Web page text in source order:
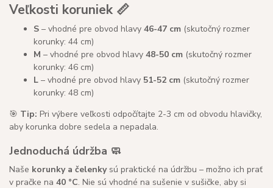
Veľkosti koruniek 📏
S – vhodné pre obvod hlavy 46-47 cm (skutočný rozmer
korunky: 44 cm)
M – vhodné pre obvod hlavy 48-50 cm (skutočný rozmer
korunky: 46 cm)
L – vhodné pre obvod hlavy 51-52 cm (skutočný rozmer
korunky: 48 cm)
🎯 Tip: Pri výbere veľkosti odpočítajte 2-3 cm od obvodu hlavičky,
aby korunka dobre sedela a nepadala.
Jednoduchá údržba 🧼
Naše korunky a čelenkysú praktické na údržbu – možno ich prať
v pračke na 40 °C. Nie sú vhodné na sušenie v sušičke, aby si